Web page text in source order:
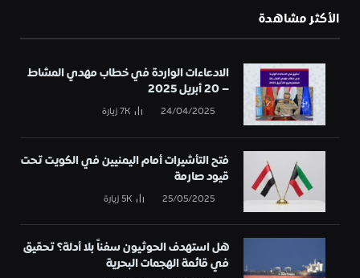
الأكثر مشاهدة
الادعاءات الواردة في خطاب مهدي المشاط
– 20 أبريل 2025
24/04/2025
7Kزيارة
فتح التأشيرات أمام اليمنيين في الكويت تحت
قيود صارمة
25/05/2025
5Kزيارة
هل استهدف الحوثيون سفناً بلا أدلة؟ تحقيق
في قائمة الهجمات البحرية